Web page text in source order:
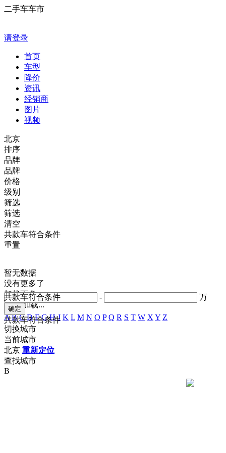
二手车车市
请登录
首页
车型
降价
资讯
经销商
图片
视频
北京
排序
品牌
品牌
价格
- 万
共款车符合条件
级别
共款车符合条件
筛选
筛选
清空
共款车符合条件
重置
暂无数据
没有更多了
加载更多
正在加载...
A B C D F G H J K L M N O P Q R S T W X Y Z
切换城市
当前城市
北京 重新定位
查找城市
B